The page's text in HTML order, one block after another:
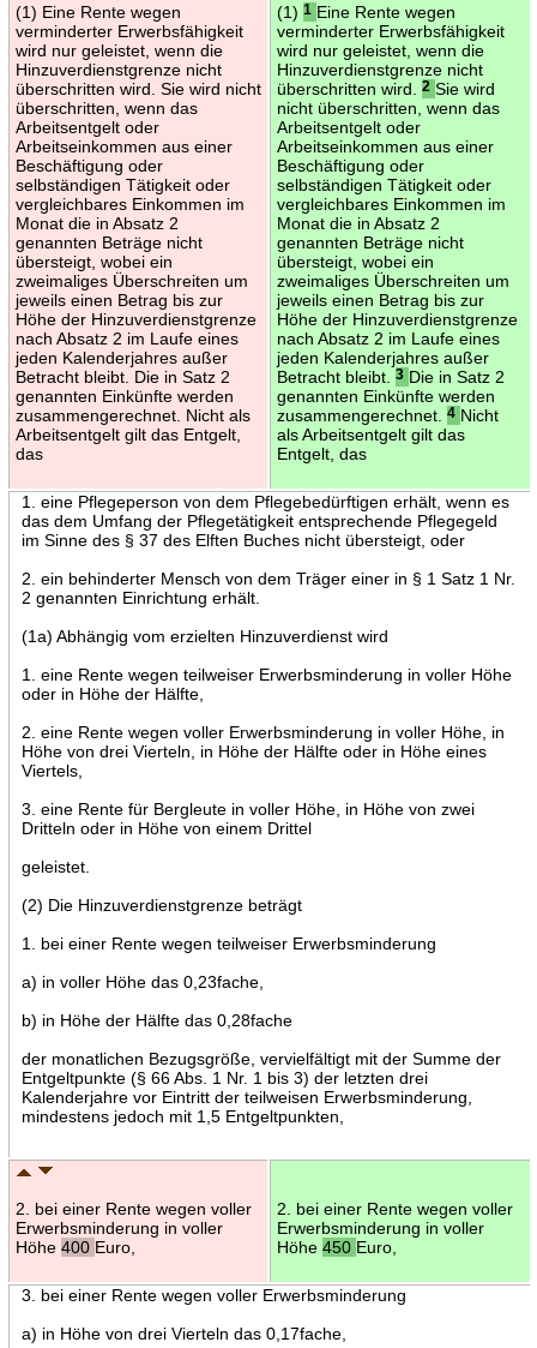
(1) Eine Rente wegen
verminderter Erwerbsfähigkeit
wird nur geleistet, wenn die
Hinzuverdienstgrenze nicht
überschritten wird. Sie wird nicht
überschritten, wenn das
Arbeitsentgelt oder
Arbeitseinkommen aus einer
Beschäftigung oder
selbständigen Tätigkeit oder
vergleichbares Einkommen im
Monat die in Absatz 2
genannten Beträge nicht
übersteigt, wobei ein
zweimaliges Überschreiten um
jeweils einen Betrag bis zur
Höhe der Hinzuverdienstgrenze
nach Absatz 2 im Laufe eines
jeden Kalenderjahres außer
Betracht bleibt. Die in Satz 2
genannten Einkünfte werden
zusammengerechnet. Nicht als
Arbeitsentgelt gilt das Entgelt,
das
(1) 1 Eine Rente wegen
verminderter Erwerbsfähigkeit
wird nur geleistet, wenn die
Hinzuverdienstgrenze nicht
überschritten wird.
2 Sie wird
nicht überschritten, wenn das
Arbeitsentgelt oder
Arbeitseinkommen aus einer
Beschäftigung oder
selbständigen Tätigkeit oder
vergleichbares Einkommen im
Monat die in Absatz 2
genannten Beträge nicht
übersteigt, wobei ein
zweimaliges Überschreiten um
jeweils einen Betrag bis zur
Höhe der Hinzuverdienstgrenze
nach Absatz 2 im Laufe eines
jeden Kalenderjahres außer
Betracht bleibt.
3 Die in Satz 2
genannten Einkünfte werden
zusammengerechnet.
4 Nicht
als Arbeitsentgelt gilt das
Entgelt, das
1. eine Pflegeperson von dem Pflegebedürftigen erhält, wenn es
das dem Umfang der Pflegetätigkeit entsprechende Pflegegeld
im Sinne des § 37 des Elften Buches nicht übersteigt, oder
2. ein behinderter Mensch von dem Träger einer in § 1 Satz 1 Nr.
2 genannten Einrichtung erhält.
(1a) Abhängig vom erzielten Hinzuverdienst wird
1. eine Rente wegen teilweiser Erwerbsminderung in voller Höhe
oder in Höhe der Hälfte,
2. eine Rente wegen voller Erwerbsminderung in voller Höhe, in
Höhe von drei Vierteln, in Höhe der Hälfte oder in Höhe eines
Viertels,
3. eine Rente für Bergleute in voller Höhe, in Höhe von zwei
Dritteln oder in Höhe von einem Drittel
geleistet.
(2) Die Hinzuverdienstgrenze beträgt
1. bei einer Rente wegen teilweiser Erwerbsminderung
a) in voller Höhe das 0,23fache,
b) in Höhe der Hälfte das 0,28fache
der monatlichen Bezugsgröße, vervielfältigt mit der Summe der
Entgeltpunkte (§ 66 Abs. 1 Nr. 1 bis 3) der letzten drei
Kalenderjahre vor Eintritt der teilweisen Erwerbsminderung,
mindestens jedoch mit 1,5 Entgeltpunkten,
2. bei einer Rente wegen voller
Erwerbsminderung in voller
Höhe 400 Euro,
2. bei einer Rente wegen voller
Erwerbsminderung in voller
Höhe 450 Euro,
3. bei einer Rente wegen voller Erwerbsminderung
a) in Höhe von drei Vierteln das 0,17fache,